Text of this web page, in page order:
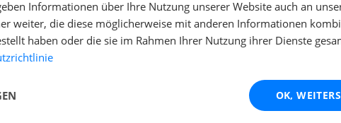
DJ GigBar?
Informationen über Ihre Nutzung unserer Website auch an
weiter, die diese möglicherweise mit anderen Informationen
haben oder die sie im Rahmen Ihrer Nutzung ihrer Dienste
OK,